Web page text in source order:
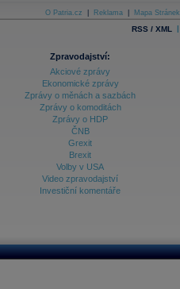
O Patria.cz Reklama Mapa Stránek
RSS / XML |
Zpravodajství:
Akciové zprávy
Ekonomické zprávy
Zprávy o měnách a sazbách
Zprávy o komoditách
Zprávy o HDP
ČNB
Grexit
Brexit
Volby v USA
Video zpravodajství
Investiční komentáře